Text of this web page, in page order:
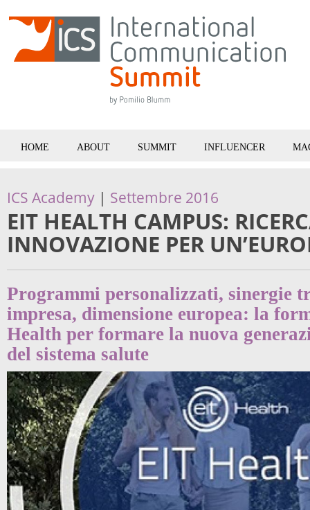
HOME ABOUT SUMMIT INFLUENCER
ICS Academy | Settembre 2016
EIT HEALTH CAMPUS:
INNOVAZIONE PER
Programmi personalizzati, sinergie
impresa, dimensione europea: la
Health per formare la nuova
del sistema salute